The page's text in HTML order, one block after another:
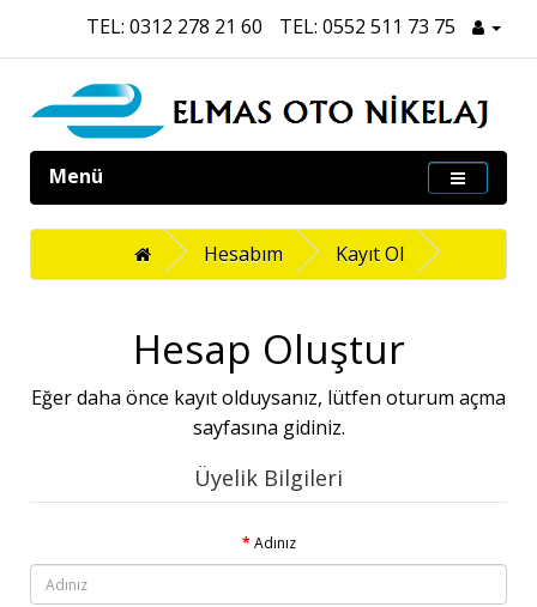
TEL: 0312 278 21 60 TEL: 0552 511 73 75
Menü
Hesabım Kayıt Ol
Hesap Oluştur
Eğer daha önce kayıt olduysanız, lütfen oturum açma
sayfasına gidiniz.
Üyelik Bilgileri
Adınız